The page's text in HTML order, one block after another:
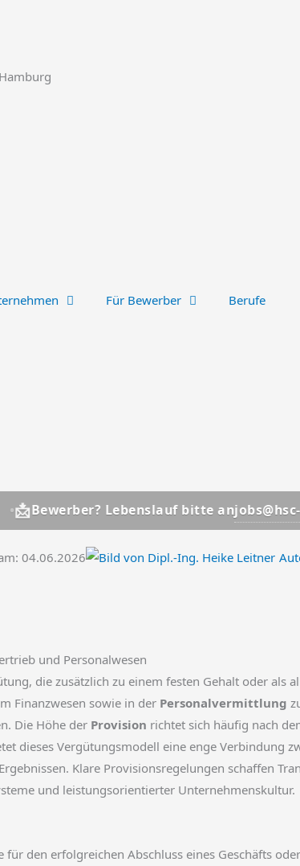
Für Bewerber Berufe
Lebenslauf bitte anjobs@hsc-
04.06.2026
und Personalwesen
die zusätzlich zu einem festen Gehalt oder
Finanzwesen sowie in der Personalvermittlung
Die Höhe der Provision richtet sich häufig nach
dieses Vergütungsmodell eine enge Verbindung
Klare Provisionsregelungen schaffen
und leistungsorientierter Unternehmenskultur.
für den erfolgreichen Abschluss eines Geschäfts